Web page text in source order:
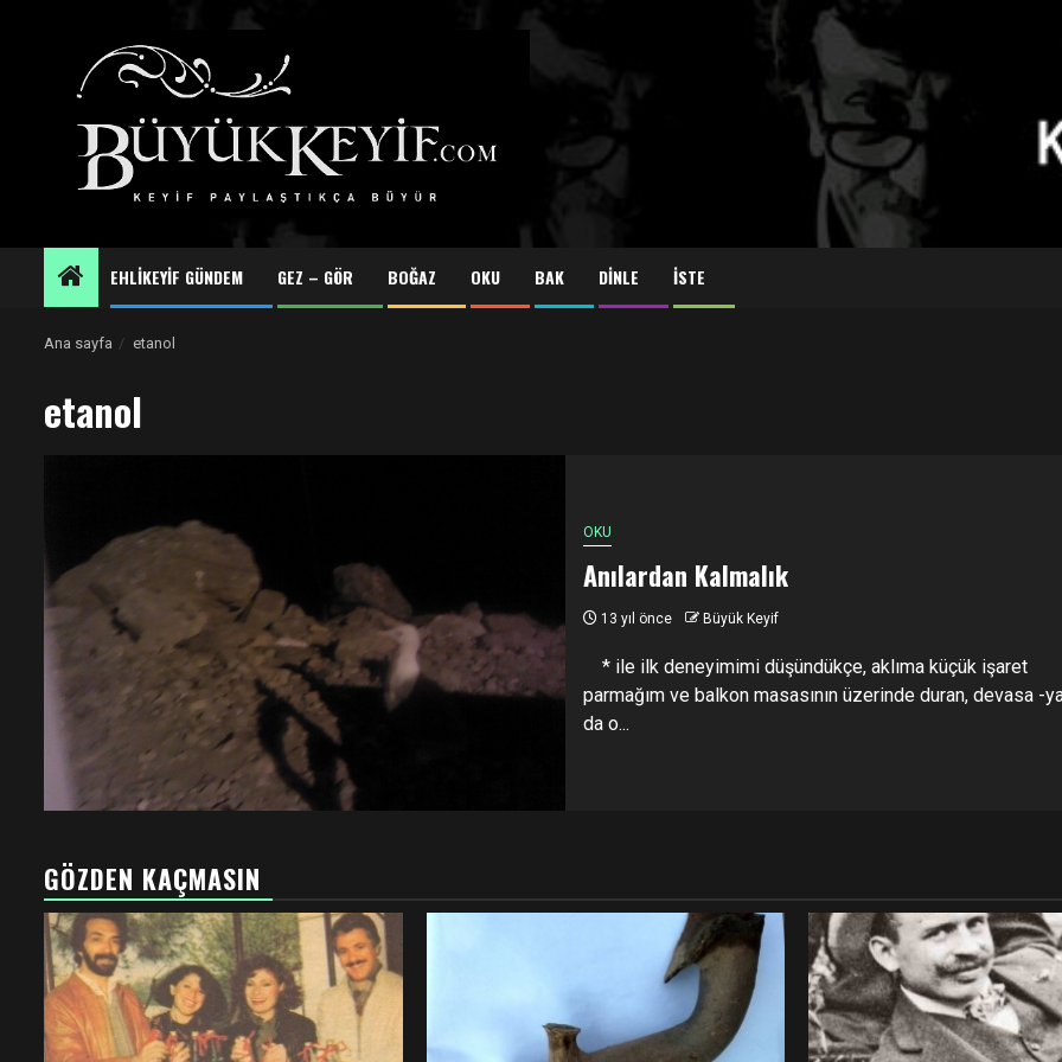
EHLİKEYİF GÜNDEM GEZ – GÖR BOĞAZ OKU BAK DİNLE İSTE
Ana sayfa etanol
etanol
OKU
Anılardan Kalmalık
13 yıl önce Büyük Keyif
* ile ilk deneyimimi düşündükçe, aklıma küçük işaret
parmağım ve balkon masasının üzerinde duran, devasa -
da o...
GÖZDEN KAÇMASIN